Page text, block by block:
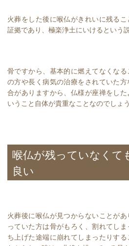
火葬をした後に喉仏がきれいに残る
証拠であり、極楽浄土にいけるという
骨ですから、基本的に燃えてなくな
の方や長く病気の治療をされていた
合がありますから、仏様が座禅をし
いうこと自体が貴重なことなのでしょう
喉仏が残っていなくて
良い
火葬後に喉仏が見つからないことが
っていた方は骨がもろく、割れてし
ち上げた途端に崩れてしまったりする